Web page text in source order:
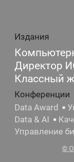
Издания
Директор
Классный
Конференции
Data Award
Data & AI
Управление
©